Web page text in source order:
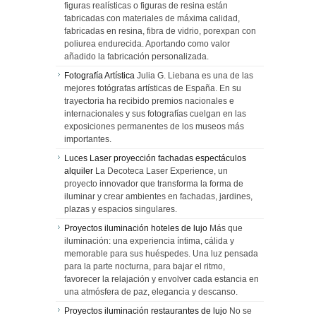
figuras realísticas o figuras de resina están
fabricadas con materiales de máxima calidad,
fabricadas en resina, fibra de vidrio, porexpan con
poliurea endurecida. Aportando como valor
añadido la fabricación personalizada.
Fotografía Artística Julia G. Liebana es una de las
mejores fotógrafas artísticas de España. En su
trayectoria ha recibido premios nacionales e
internacionales y sus fotografías cuelgan en las
exposiciones permanentes de los museos más
importantes.
Luces Laser proyección fachadas espectáculos
alquiler La Decoteca Laser Experience, un
proyecto innovador que transforma la forma de
iluminar y crear ambientes en fachadas, jardines,
plazas y espacios singulares.
Proyectos iluminación hoteles de lujo Más que
iluminación: una experiencia íntima, cálida y
memorable para sus huéspedes. Una luz pensada
para la parte nocturna, para bajar el ritmo,
favorecer la relajación y envolver cada estancia en
una atmósfera de paz, elegancia y descanso.
Proyectos iluminación restaurantes de lujo No se